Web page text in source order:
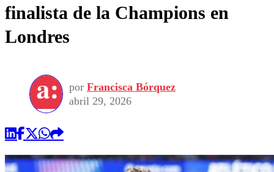
finalista de la Champions en
Londres
por Francisca Bórquez
abril 29, 2026